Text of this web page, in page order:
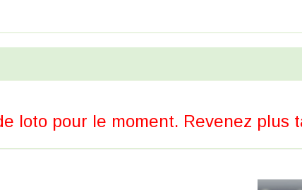
loto pour le moment. Revenez plus